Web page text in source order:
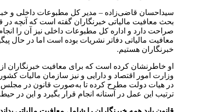
سیداحسان قاضی‌زاده – مدیر کل مطبوعات داخلی و
بحث معافیت مالیاتی خبرنگاران گفته است که آنچه در
صراحت دارد و اداره کل مطبوعات داخلی نیز آن را
معافیت مالیاتی دفاتر نشریات بوده است اما در حال
خبرنگاران هستیم.
او خاطرنشان کرده است که برای معافیت خبرنگاران از
وزارت امور اقتصاد و دارایی و نیز سازمان مالیات کشور
در هیات دولت مطرح کرده تا به‌صورت قانون در
ترتیب این عمل در آستانه انجام قرار بگیرد و این در